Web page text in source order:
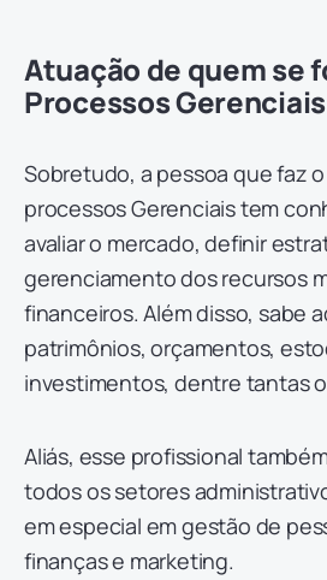
Atuação de quem se
Processos Gerenciais
Sobretudo, a pessoa que faz
processos Gerenciais tem
avaliar o mercado, definir
gerenciamento dos recursos
financeiros. Além disso, sabe
patrimônios, orçamentos,
investimentos, dentre tantas
Aliás, esse profissional
todos os setores
em especial em gestão de
finanças e marketing.